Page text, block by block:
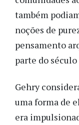
também
noções de
pensamento
parte do século
Gehry
uma forma de
era